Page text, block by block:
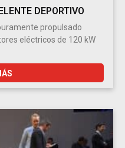
DEPORTIVO
propulsado
eléctricos de 120 kW